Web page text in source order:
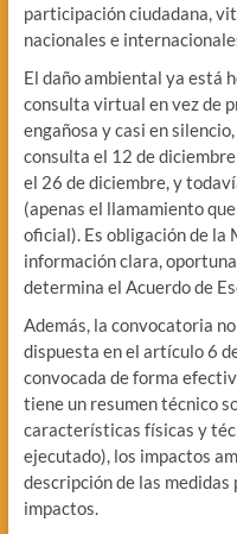
participación ciudadana,
nacionales e
El daño ambiental ya está
consulta virtual en vez de
engañosa y casi en
consulta el 12 de
el 26 de diciembre, y
(apenas el llamamiento
oficial). Es obligación de la
información clara,
determina el Acuerdo de
Además, la convocatoria
dispuesta en el artículo 6
convocada de forma
tiene un resumen técnico
características físicas y
ejecutado), los impactos
descripción de las
impactos.